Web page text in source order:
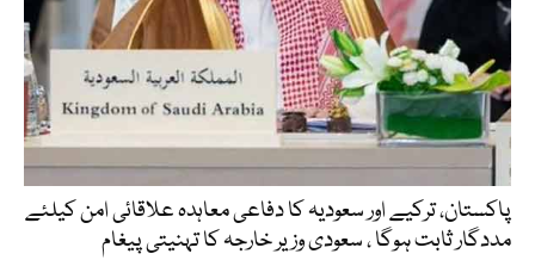
پاکستان، ترکیے اور سعودیہ کا دفاعی معاہدہ علاقائی امن کیلئے
مددگار ثابت ہوگا ، سعودی وزیر خارجہ کا تہنیتی پیغام